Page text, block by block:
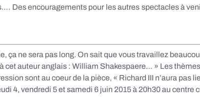
Des encouragements pour les autres spectacles à
ça ne sera pas long. On sait que vous travaillez
cet auteur anglais : William Shakespaere… » Les
sont au coeur de la pièce, « Richard III n’aura pas
4, vendredi 5 et samedi 6 juin 2015 à 20h30 au centre